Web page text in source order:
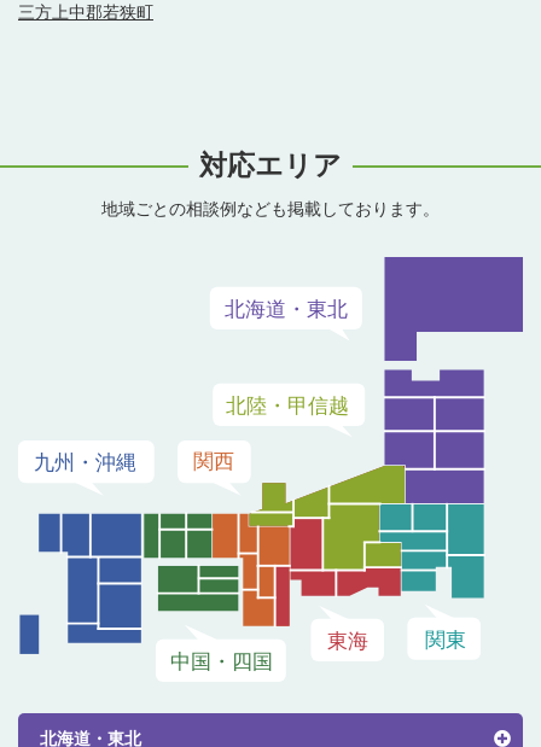
三方上中郡若狭町
対応エリア
地域ごとの相談例なども掲載しております。
北海道・東北